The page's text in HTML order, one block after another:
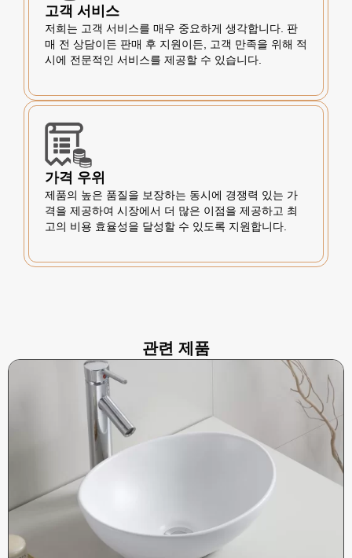
고객 서비스
저희는 고객 서비스를 매우 중요하게 생각합니다. 판
매 전 상담이든 판매 후 지원이든, 고객 만족을 위해 적
시에 전문적인 서비스를 제공할 수 있습니다.
가격 우위
제품의 높은 품질을 보장하는 동시에 경쟁력 있는 가
격을 제공하여 시장에서 더 많은 이점을 제공하고 최
고의 비용 효율성을 달성할 수 있도록 지원합니다.
관련 제품